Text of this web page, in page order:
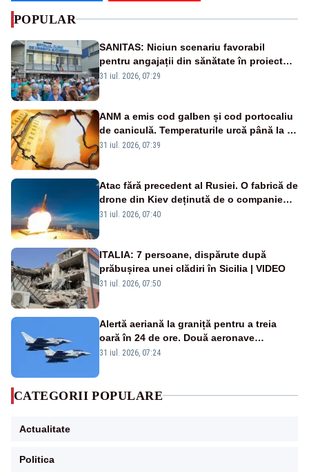
POPULAR
SANITAS: Niciun scenariu favorabil
pentru angajații din sănătate în proiectul
Legii salarizării
31 iul. 2026, 07:29
ANM a emis cod galben și cod portocaliu
de caniculă. Temperaturile urcă până la 38
de grade, iar nopțile devin tropicale
31 iul. 2026, 07:39
Atac fără precedent al Rusiei. O fabrică de
drone din Kiev deținută de o companie
americană, distrusă de o rachetă
31 iul. 2026, 07:40
ITALIA: 7 persoane, dispărute după
prăbușirea unei clădiri în Sicilia | VIDEO
31 iul. 2026, 07:50
Alertă aeriană la graniță pentru a treia
oară în 24 de ore. Două aeronave
Eurofighter britanice au fost ridicate de la
31 iul. 2026, 07:24
CATEGORII POPULARE
Actualitate
Politica